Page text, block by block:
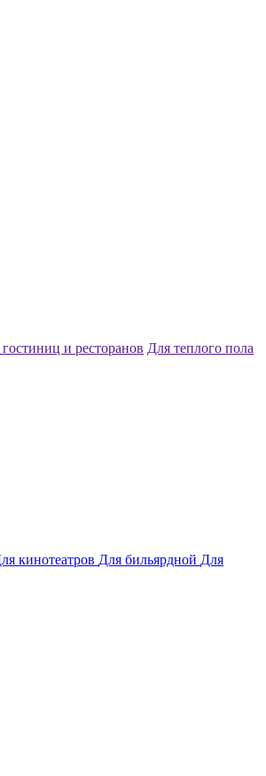
и ресторанов Для теплого пола
кинотеатров Для бильярдной Для